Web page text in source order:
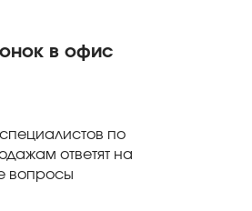
в офис
специалистов по
ответят на
вопросы